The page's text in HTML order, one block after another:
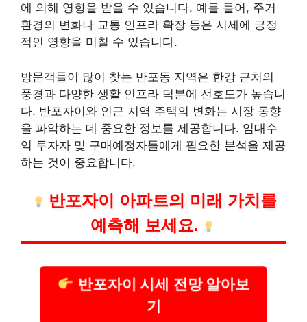
에 의해 영향을 받을 수 있습니다. 예를 들어, 주거
환경의 변화나 교통 인프라 확장 등은 시세에 긍정
적인 영향을 미칠 수 있습니다.
방문객들이 많이 찾는 반포동 지역은 한강 근처의
풍경과 다양한 생활 인프라 덕분에 선호도가 높습니
다. 반포자이와 인근 지역 주택의 변화는 시장 동향
을 파악하는 데 중요한 정보를 제공합니다. 임대수
익 투자자 및 구매예정자들에게 필요한 분석을 제공
하는 것이 중요합니다.
반포자이 아파트의 미래 가치를
예측해 보세요.
반포자이 시세 전망 알아보
기